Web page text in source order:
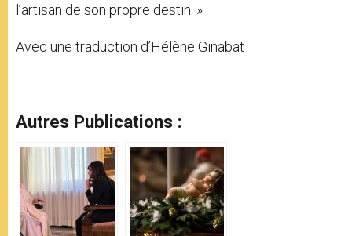
l’artisan de son propre destin. »
Avec une traduction d’Hélène Ginabat
Autres Publications :